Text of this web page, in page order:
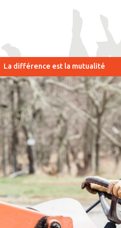
La différence est la mutualité